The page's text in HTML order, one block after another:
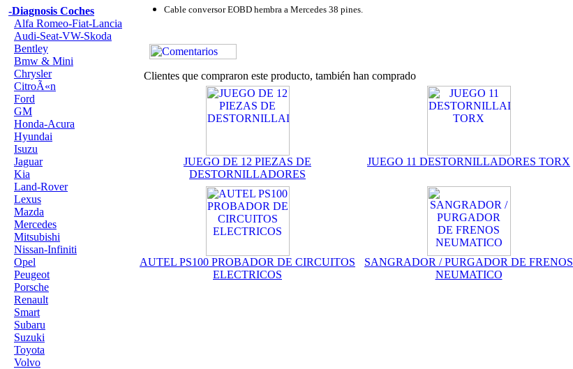
-Diagnosis Coches
Alfa Romeo-Fiat-Lancia
Audi-Seat-VW-Skoda
Bentley
Bmw & Mini
Chrysler
CitroÃ«n
Ford
GM
Honda-Acura
Hyundai
Isuzu
Jaguar
Kia
Land-Rover
Lexus
Mazda
Mercedes
Mitsubishi
Nissan-Infiniti
Opel
Peugeot
Porsche
Renault
Smart
Subaru
Suzuki
Toyota
Volvo
Cable conversor EOBD hembra a Mercedes 38 pines.
Clientes que compraron este producto, también han comprado
JUEGO DE 12 PIEZAS DE
DESTORNILLADORES
JUEGO 11 DESTORNILLADORES TORX
AUTEL PS100 PROBADOR DE CIRCUITOS
ELECTRICOS
SANGRADOR / PURGADOR DE FRENOS
NEUMATICO